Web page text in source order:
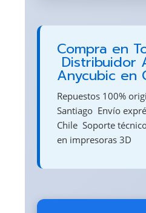
Compra en

Anycubic en
Repuestos 100%
Santiago  Envío
Chile  Soporte
en impresoras 3D